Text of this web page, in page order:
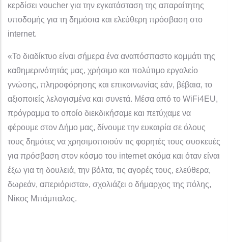
κερδίσει voucher για την εγκατάσταση της απαραίτητης
υποδομής για τη δημόσια και ελεύθερη πρόσβαση στο
internet.
«Το διαδίκτυο είναι σήμερα ένα αναπόσπαστο κομμάτι της
καθημερινότητάς μας, χρήσιμο και πολύτιμο εργαλείο
γνώσης, πληροφόρησης και επικοινωνίας εάν, βέβαια, το
αξιοποιείς λελογισμένα και συνετά. Μέσα από το WiFi4EU,
πρόγραμμα το οποίο διεκδικήσαμε και πετύχαμε να
φέρουμε στον Δήμο μας, δίνουμε την ευκαιρία σε όλους
τους δημότες να χρησιμοποιούν τις φορητές τους συσκευές
για πρόσβαση στον κόσμο του internet ακόμα και όταν είναι
έξω για τη δουλειά, την βόλτα, τις αγορές τους, ελεύθερα,
δωρεάν, απεριόριστα», σχολιάζει ο δήμαρχος της πόλης,
Νίκος Μπάμπαλος.